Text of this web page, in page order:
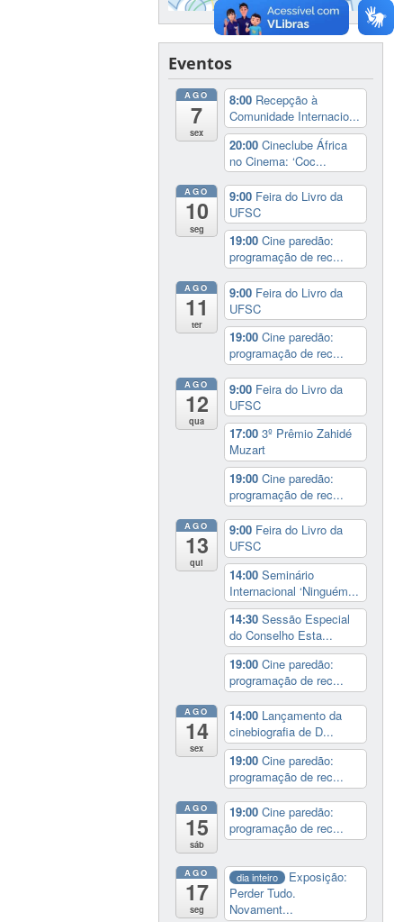
Eventos
AGO
7
sex
8:00 Recepção à
Comunidade Internacio...
20:00Cineclube África
no Cinema: ‘Coc...
AGO
10
seg
9:00 Feira do Livro da
UFSC
19:00Cine paredão:
programação de rec...
AGO
11
ter
9:00 Feira do Livro da
UFSC
19:00Cine paredão:
programação de rec...
AGO
12
qua
9:00 Feira do Livro da
UFSC
17:003º Prêmio Zahidé
Muzart
19:00Cine paredão:
programação de rec...
AGO
13
qui
9:00 Feira do Livro da
UFSC
14:00Seminário
Internacional ‘Ninguém...
14:30Sessão Especial
do Conselho Esta...
19:00Cine paredão:
programação de rec...
AGO
14
sex
14:00 Lançamento da
cinebiografia de D...
19:00Cine paredão:
programação de rec...
AGO
15
sáb
19:00Cine paredão:
programação de rec...
AGO
17
seg
dia inteiro
Exposição:
Perder Tudo.
Novament...